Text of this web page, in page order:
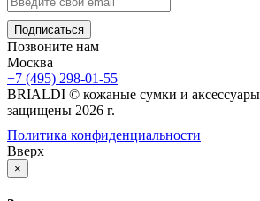
Позвоните нам
Москва
+7 (495) 298-01-55
BRIALDI © кожаные сумки и
защищены 2026 г.
Политика конфиденциальности
Вверх
×